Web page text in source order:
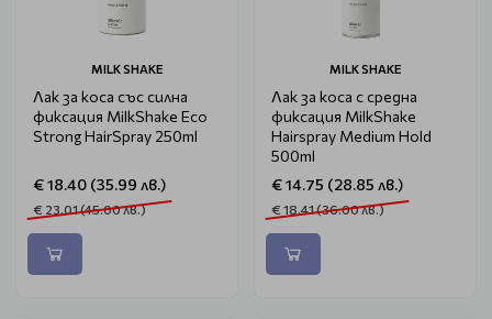
MILK SHAKE
Лак за коса със силна
фиксация MilkShake Eco
Strong HairSpray 250ml
€ 18.40 (35.99 лв.)
€ 23.01 (45.00 лв.)
MILK SHAKE
Лак за коса с средна
фиксация MilkShake
Hairspray Medium Hold
500ml
€ 14.75 (28.85 лв.)
€ 18.41 (36.00 лв.)